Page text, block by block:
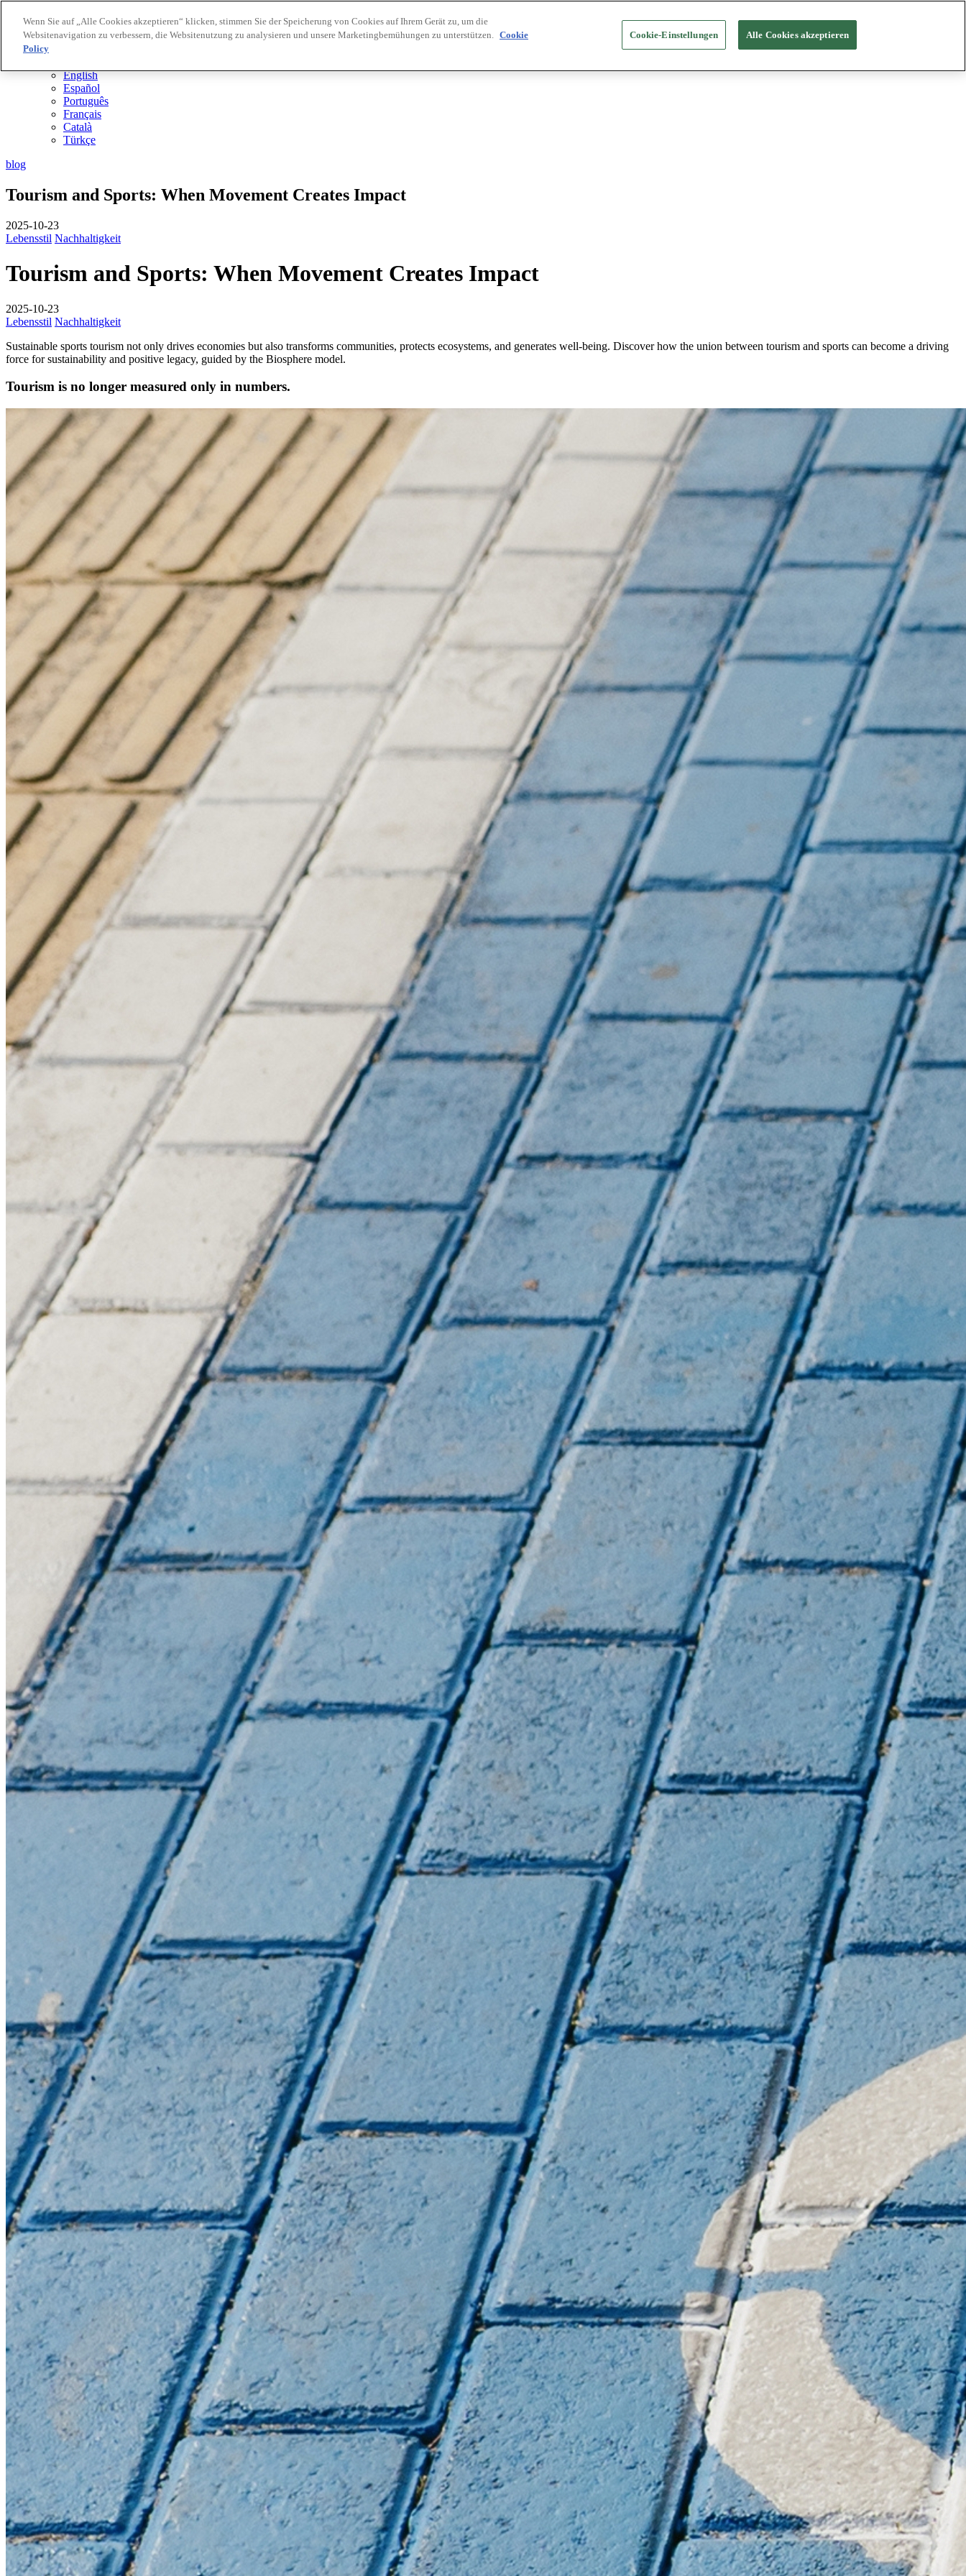
Biosphere Reiseziele
Biosphere Unternehmen
English
Español
Português
Français
Català
Türkçe
blog
Tourism and Sports: When Movement Creates Impact
2025-10-23
Lebensstil Nachhaltigkeit
Tourism and Sports: When Movement Creates Impact
2025-10-23
Lebensstil Nachhaltigkeit
Sustainable sports tourism not only drives economies but also transforms communities, protects ecosystems, and generates well-being. Discover how the union between tourism and sports can become a driving
force for sustainability and positive legacy, guided by the Biosphere model.
Tourism is no longer measured only in numbers.
Wenn Sie auf „Alle Cookies akzeptieren“ klicken, stimmen Sie der Speicherung von Cookies auf Ihrem Gerät zu, um die
Websitenavigation zu verbessern, die Websitenutzung zu analysieren und unsere Marketingbemühungen zu unterstützen. Cookie
Policy
Cookie-Einstellungen Alle Cookies akzeptieren